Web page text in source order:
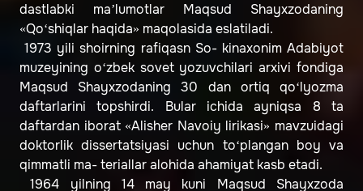
dastlabki ma’lumotlar Maqsud Shayxzodaning
«Qo‘shiqlar haqida» maqolasida eslatiladi.
1973 yili shoirning rafiqasn So- kinaxonim Adabiyot
muzeyining o‘zbek sovet yozuvchilari arxivi fondiga
Maqsud Shayxzodaning 30 dan ortiq qo‘lyozma
daftarlarini topshirdi. Bular ichida ayniqsa 8 ta
daftardan iborat «Alisher Navoiy lirikasi» mavzuidagi
doktorlik dissertatsiyasi uchun to‘plangan boy va
qimmatli ma- teriallar alohida ahamiyat kasb etadi.
1964 yilning 14 may kuni Maqsud Shayxzoda